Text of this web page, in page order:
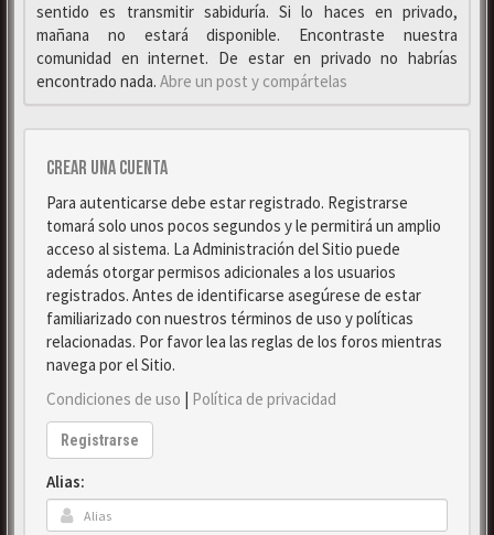
sentido es transmitir sabiduría. Si lo haces en privado,
mañana no estará disponible. Encontraste nuestra
comunidad en internet. De estar en privado no habrías
encontrado nada. Abre un post y compártelas
Crear una cuenta
Para autenticarse debe estar registrado. Registrarse
tomará solo unos pocos segundos y le permitirá un amplio
acceso al sistema. La Administración del Sitio puede
además otorgar permisos adicionales a los usuarios
registrados. Antes de identificarse asegúrese de estar
familiarizado con nuestros términos de uso y políticas
relacionadas. Por favor lea las reglas de los foros mientras
navega por el Sitio.
Condiciones de uso | Política de privacidad
Registrarse
Alias: